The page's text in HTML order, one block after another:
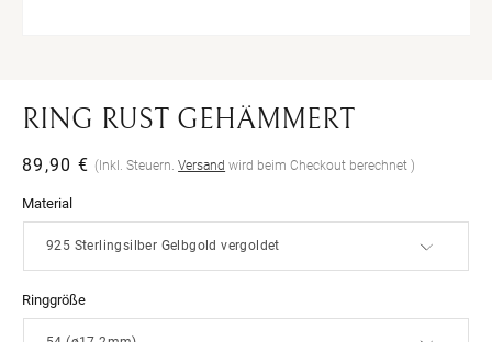
öffnen
RING RUST GEHÄMMERT
Normaler
89,90 € (Inkl. Steuern.Versand wird beim Checkout berechnet )
Material
Ringgröße